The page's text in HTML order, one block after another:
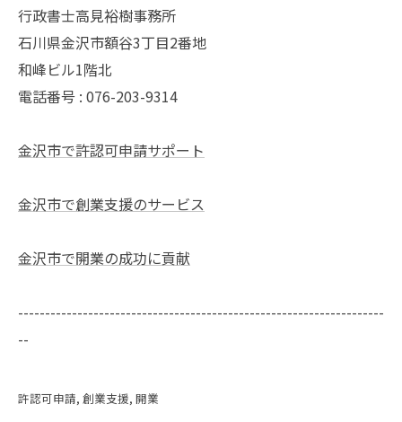
行政書士高見裕樹事務所
石川県金沢市額谷3丁目2番地
和峰ビル1階北
電話番号 : 076-203-9314
金沢市で許認可申請サポート
金沢市で創業支援のサービス
金沢市で開業の成功に貢献
--------------------------------------------------------------------
--
許認可申請 創業支援 開業